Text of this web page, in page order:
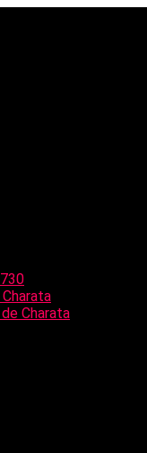
Charata